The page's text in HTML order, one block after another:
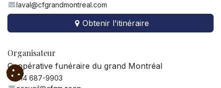
laval@cfgrandmontreal.com
Obtenir l'itinéraire
Organisateur
Coopérative funéraire du grand Montréal
514 687-9903